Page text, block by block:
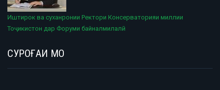
Иштирок ва суханронии Ректори Консерваторияи миллии
Тоҷикистон дар Форуми байналмилалӣ
СУРОҒАИ МО